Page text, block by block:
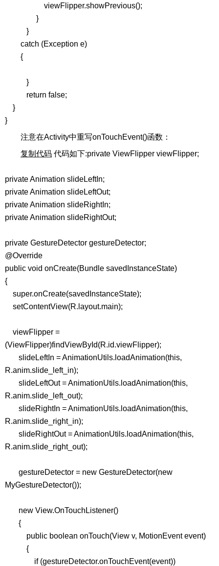
viewFlipper.showPrevious();
}
}
catch (Exception e)
{
}
return false;
}
}
注意在Activity中重写onTouchEvent()函数：
复制代码 代码如下:private ViewFlipper viewFlipper;
private Animation slideLeftIn;
private Animation slideLeftOut;
private Animation slideRightIn;
private Animation slideRightOut;
private GestureDetector gestureDetector;
@Override
public void onCreate(Bundle savedInstanceState)
{
super.onCreate(savedInstanceState);
setContentView(R.layout.main);
viewFlipper =
(ViewFlipper)findViewById(R.id.viewFlipper);
slideLeftIn = AnimationUtils.loadAnimation(this,
R.anim.slide_left_in);
slideLeftOut = AnimationUtils.loadAnimation(this,
R.anim.slide_left_out);
slideRightIn = AnimationUtils.loadAnimation(this,
R.anim.slide_right_in);
slideRightOut = AnimationUtils.loadAnimation(this,
R.anim.slide_right_out);
gestureDetector = new GestureDetector(new
MyGestureDetector());
new View.OnTouchListener()
{
public boolean onTouch(View v, MotionEvent event)
{
if (gestureDetector.onTouchEvent(event))